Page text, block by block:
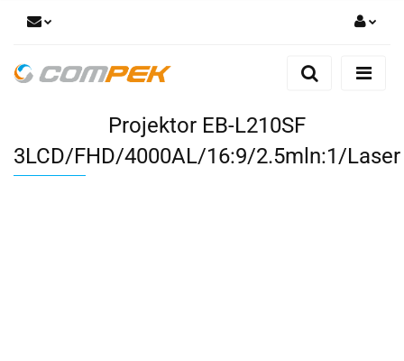
Zaloguj się
Dodaj zgłoszenie
Zgody cookies
Projektor EB-L210SF
3LCD/FHD/4000AL/16:9/2.5mln:1/Laser